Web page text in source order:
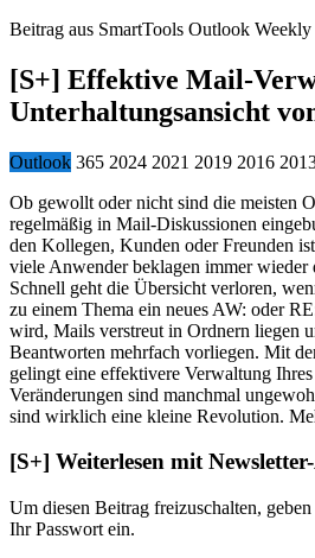
Beitrag aus SmartTools Outlook Weekly
[S+] Effektive Mail-
Unterhaltungsansicht
Outlook 365 2024 2021 2019 2016
Ob gewollt oder nicht sind die meisten
regelmäßig in Mail-Diskussionen
den Kollegen, Kunden oder Freunden
viele Anwender beklagen immer wieder
Schnell geht die Übersicht verloren,
zu einem Thema ein neues AW: oder
wird, Mails verstreut in Ordnern liegen
Beantworten mehrfach vorliegen. Mit
gelingt eine effektivere Verwaltung
Veränderungen sind manchmal
sind wirklich eine kleine Revolution.
[S+] Weiterlesen mit
Um diesen Beitrag freizuschalten,
Ihr Passwort ein.